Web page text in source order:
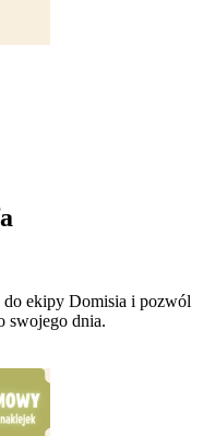
do ekipy Domisia i pozwól
swojego dnia.